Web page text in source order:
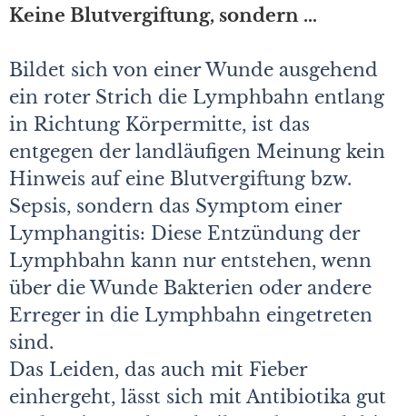
Keine Blutvergiftung, sondern …
Bildet sich von einer Wunde ausgehend
ein roter Strich die Lymphbahn entlang
in Richtung Körpermitte, ist das
entgegen der landläufigen Meinung kein
Hinweis auf eine Blutvergiftung bzw.
Sepsis, sondern das Symptom einer
Lymphangitis: Diese Entzündung der
Lymphbahn kann nur entstehen, wenn
über die Wunde Bakterien oder andere
Erreger in die Lymphbahn eingetreten
sind.
Das Leiden, das auch mit Fieber
einhergeht, lässt sich mit Antibiotika gut